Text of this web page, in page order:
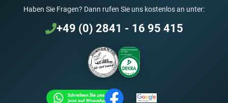
Haben Sie Fragen? Dann rufen Sie uns kostenlos an unter:
+49 (0) 2841 - 16 95 415